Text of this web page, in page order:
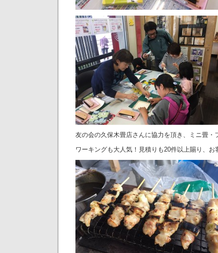
友の会の久保木畳店さんに協力を頂き、ミニ畳・
ワーキングも大人気！見積りも20件以上賜り、お